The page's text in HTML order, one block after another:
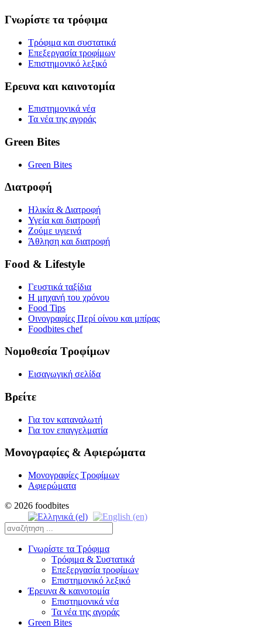
Γνωρίστε τα τρόφιμα
Τρόφιμα και συστατικά
Επεξεργασία τροφίμων
Επιστημονικό λεξικό
Ερευνα και καινοτομία
Επιστημονικά νέα
Τα νέα της αγοράς
Green Bites
Green Bites
Διατροφή
Ηλικία & Διατροφή
Υγεία και διατροφή
Ζούμε υγιεινά
Άθληση και διατροφή
Food & Lifestyle
Γευστικά ταξίδια
Η μηχανή του χρόνου
Food Tips
Οινογραφίες Περί οίνου και μπίρας
Foodbites chef
Νομοθεσία Τροφίμων
Εισαγωγική σελίδα
Βρείτε
Για τον καταναλωτή
Για τον επαγγελματία
Μονογραφίες & Αφιερώματα
Μονογραφίες Τροφίμων
Αφιερώματα
© 2026 foodbites
Γνωρίστε τα Τρόφιμα
Τρόφιμα & Συστατικά
Επεξεργασία τροφίμων
Επιστημονικό λεξικό
Έρευνα & καινοτομία
Επιστημονικά νέα
Τα νέα της αγοράς
Green Bites